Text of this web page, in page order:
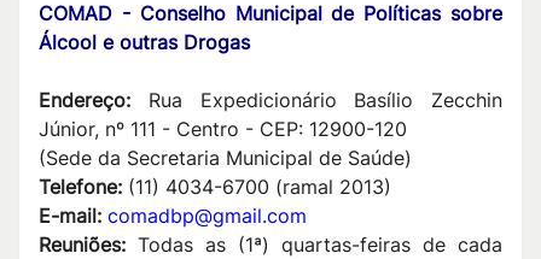
COMAD - Conselho Municipal de Políticas sobre
Álcool e outras Drogas
Endereço: Rua Expedicionário Basílio Zecchin
Júnior, nº 111 - Centro - CEP: 12900-120
(Sede da Secretaria Municipal de Saúde)
Telefone: (11) 4034-6700 (ramal 2013)
E-mail: comadbp@gmail.com
Reuniões: Todas as (1ª) quartas-feiras de cada